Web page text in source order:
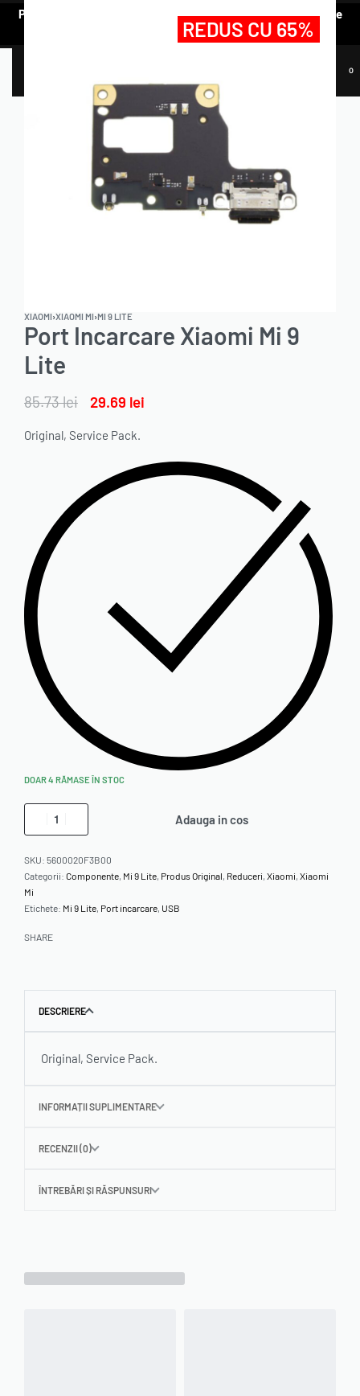
Pentru a vedea oferta de prețuri preferențiale, e nevoie să te
AUTENTIFICI.
0
REDUS CU 65%
XIAOMI›XIAOMI MI›MI 9 LITE
Port Incarcare Xiaomi Mi 9
Lite
85.73lei 29.69 lei
Original, Service Pack.
DOAR 4 RĂMASE ÎN STOC
Adauga in cos
SKU: 5600020F3B00
Categorii: Componente Mi 9 Lite Produs Original Reduceri Xiaomi Xiaomi
Mi
Etichete: Mi 9 Lite Port incarcare USB
SHARE
DESCRIERE
Original, Service Pack.
INFORMAȚII SUPLIMENTARE
RECENZII (0)
ÎNTREBĂRI ȘI RĂSPUNSURI